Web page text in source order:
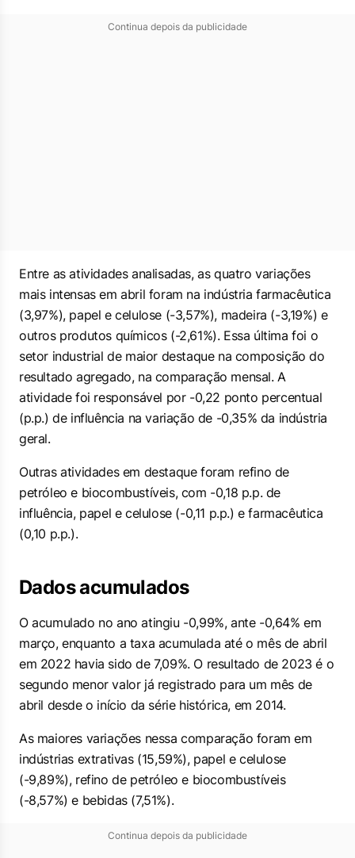
Continua depois da publicidade
Entre as atividades analisadas, as quatro variações
mais intensas em abril foram na indústria farmacêutica
(3,97%), papel e celulose (-3,57%), madeira (-3,19%) e
outros produtos químicos (-2,61%). Essa última foi o
setor industrial de maior destaque na composição do
resultado agregado, na comparação mensal. A
atividade foi responsável por -0,22 ponto percentual
(p.p.) de influência na variação de -0,35% da indústria
geral.
Outras atividades em destaque foram refino de
petróleo e biocombustíveis, com -0,18 p.p. de
influência, papel e celulose (-0,11 p.p.) e farmacêutica
(0,10 p.p.).
Dados acumulados
O acumulado no ano atingiu -0,99%, ante -0,64% em
março, enquanto a taxa acumulada até o mês de abril
em 2022 havia sido de 7,09%. O resultado de 2023 é o
segundo menor valor já registrado para um mês de
abril desde o início da série histórica, em 2014.
As maiores variações nessa comparação foram em
indústrias extrativas (15,59%), papel e celulose
(-9,89%), refino de petróleo e biocombustíveis
(-8,57%) e bebidas (7,51%).
Continua depois da publicidade